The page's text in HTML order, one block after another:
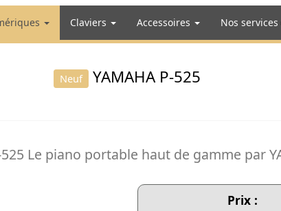
Claviers Accessoires Nos
Neuf YAMAHA P-525
525 Le piano portable haut de gamme par
Prix :